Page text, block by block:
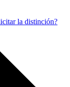
la distinción?